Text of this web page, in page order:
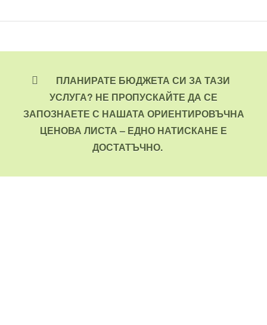
ПЛАНИРАТЕ БЮДЖЕТА СИ ЗА ТАЗИ
УСЛУГА? НЕ ПРОПУСКАЙТЕ ДА СЕ
ЗАПОЗНАЕТЕ С НАШАТА ОРИЕНТИРОВЪЧНА
ЦЕНОВА ЛИСТА – ЕДНО НАТИСКАНЕ Е
ДОСТАТЪЧНО.